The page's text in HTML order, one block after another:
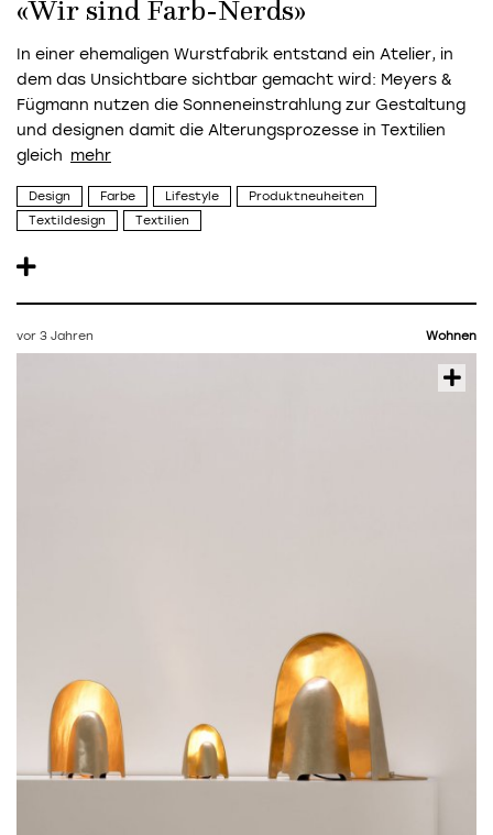
«Wir sind Farb-Nerds»
In einer ehemaligen Wurstfabrik entstand ein Atelier, in
dem das Unsichtbare sichtbar gemacht wird: Meyers &
Fügmann nutzen die Sonneneinstrahlung zur Gestaltung
und designen damit die Alterungsprozesse in Textilien
gleich
Design Farbe Lifestyle
Produktneuheiten
Textildesign
Textilien
vor 3 Jahren Wohnen